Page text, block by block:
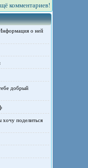
комментариев!
о ней
добрый
хочу поделиться